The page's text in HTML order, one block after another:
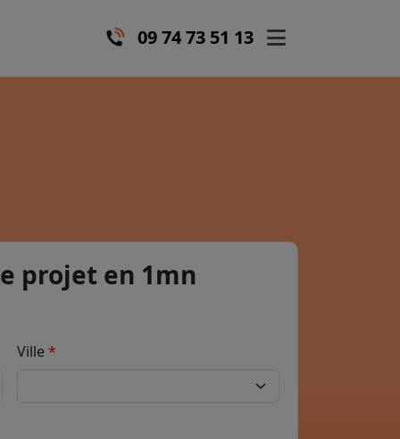
09 74 73 51 13
projet en 1mn
Ville